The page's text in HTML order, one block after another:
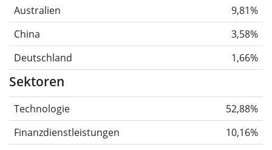
Australien
9,81%
China
3,58%
Deutschland
1,66%
Sektoren
Technologie
52,88%
Finanzdienstleistungen
10,16%